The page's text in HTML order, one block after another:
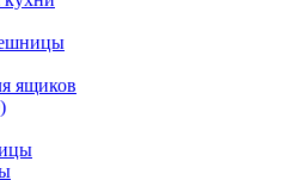
ящиков